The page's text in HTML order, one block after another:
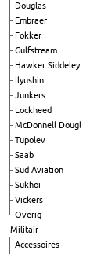
Douglas
Embraer
Fokker
Gulfstream
Hawker Siddeley
Ilyushin
Junkers
Lockheed
McDonnell Douglas
Tupolev
Saab
Sud Aviation
Sukhoi
Vickers
Overig
Militair
Accessoires